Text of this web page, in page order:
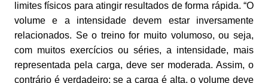
limites físicos para atingir resultados de forma rápida. “O
volume e a intensidade devem estar inversamente
relacionados. Se o treino for muito volumoso, ou seja,
com muitos exercícios ou séries, a intensidade, mais
representada pela carga, deve ser moderada. Assim, o
contrário é verdadeiro: se a carga é alta, o volume deve